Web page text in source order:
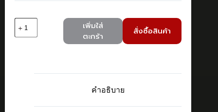
Synology
SAS/SATA
เพิ่มใส่
ตะกร้า
สั่งซื้อสินค้า
คำอธิบาย